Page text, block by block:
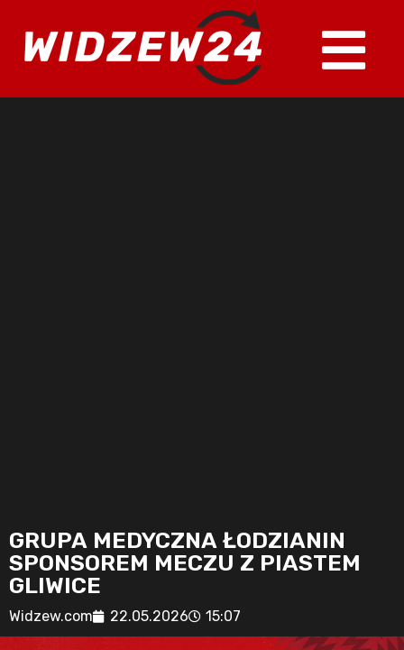
GRUPA MEDYCZNA ŁODZIANIN
SPONSOREM MECZU Z PIASTEM
GLIWICE
Widzew.com 22.05.2026 15:07